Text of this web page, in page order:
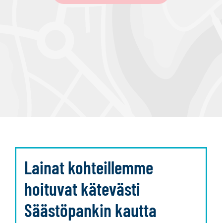
Lainat kohteillemme
hoituvat kätevästi
Säästöpankin kautta